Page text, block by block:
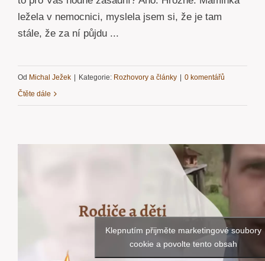
ležela v nemocnici, myslela jsem si, že je tam
stále, že za ní půjdu ...
Od Michal Ježek Kategorie: Rozhovory a články
0 komentářů
Čtěte dále
Klepnutím přijměte marketingové soubory
cookie a povolte tento obsah